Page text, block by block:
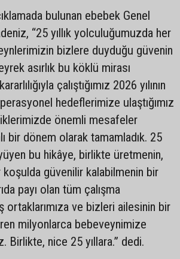
bulunan ebebek Genel
“25 yıllık yolculuğumuzda her
bizlere duyduğu güvenin
asırlık bu köklü mirası
çalıştığımız 2026 yılının
hedeflerimize ulaştığımız
önemli mesafeler
bir dönem olarak tamamladık. 25
bu hikâye, birlikte üretmenin,
güvenilir kalabilmenin bir
payı olan tüm çalışma
ortaklarımıza ve bizleri ailesinin bir
milyonlarca bebeveynimize
Birlikte, nice 25 yıllara.” dedi.